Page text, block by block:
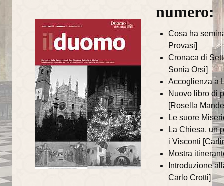
La torre campanaria
Gli Alabardieri
Arte e collezioni
La Corona Ferrea
La Cappella di Teodolinda
I grandi Cicli Decorativi
Il Museo e il Tesoro
Cultura e musica
numero:
Cosa ha
Provasi]
Cronaca di
Sonia Orsi]
Accoglienza a
Nuovo libro di
[Rosella
Le suore
La Chiesa, un
i Visconti
Mostra
Introduzione
Carlo Crotti]